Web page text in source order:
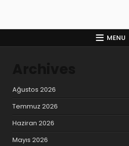
MENU
Ağustos 2026
Temmuz 2026
Haziran 2026
Mayıs 2026